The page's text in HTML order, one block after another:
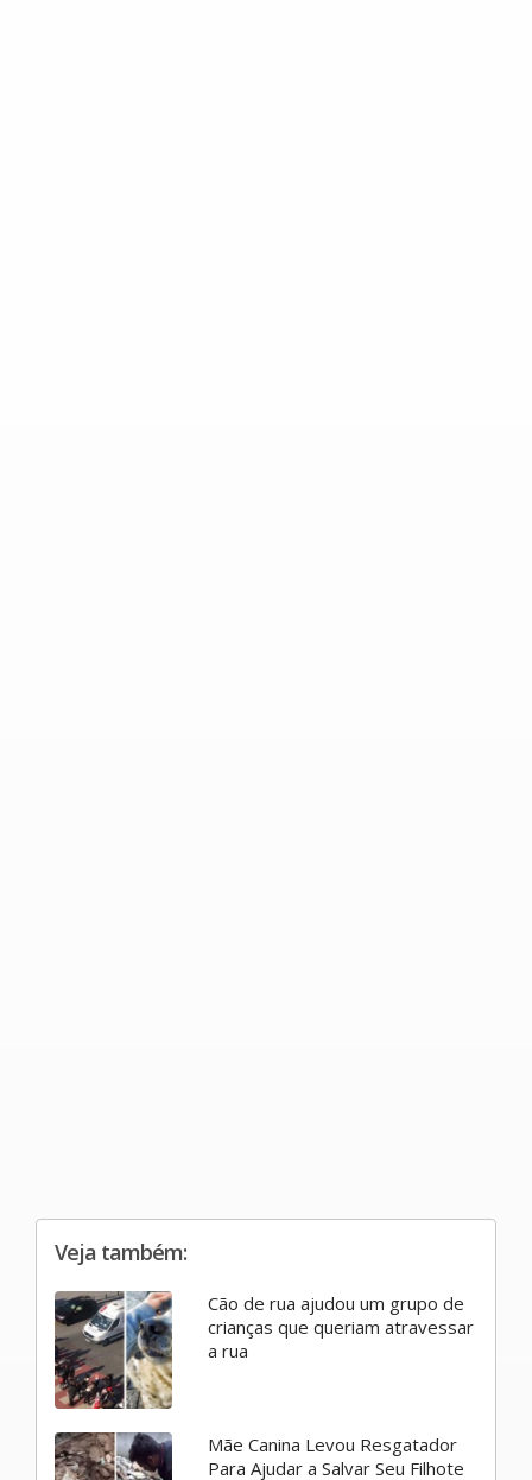
Veja também:
Cão de rua ajudou um grupo de
crianças que queriam atravessar
a rua
Mãe Canina Levou Resgatador
Para Ajudar a Salvar Seu Filhote